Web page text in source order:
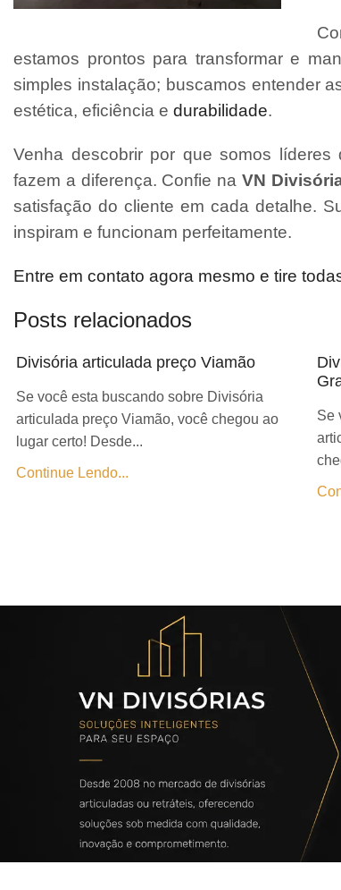
estamos prontos para transformar e
simples instalação; buscamos entender
estética, eficiência e durabilidade.
Venha descobrir por que somos líderes
fazem a diferença. Confie na VN
satisfação do cliente em cada detalhe.
inspiram e funcionam perfeitamente.
Entre em contato agora mesmo e tire
Posts relacionados
Divisória articulada preço Viamão
Se você esta buscando sobre Divisória
articulada preço Viamão, você chegou ao
lugar certo! Desde...
Continue Lendo...
Se